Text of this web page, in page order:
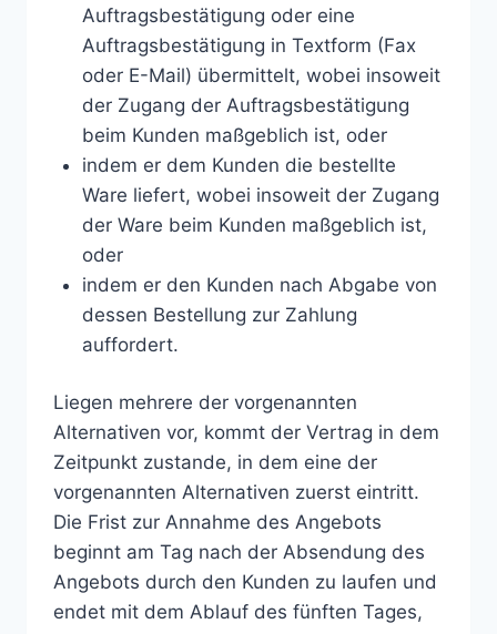
Auftragsbestätigung oder eine
Auftragsbestätigung in Textform (Fax
oder E-Mail) übermittelt, wobei insoweit
der Zugang der Auftragsbestätigung
beim Kunden maßgeblich ist, oder
indem er dem Kunden die bestellte
Ware liefert, wobei insoweit der Zugang
der Ware beim Kunden maßgeblich ist,
oder
indem er den Kunden nach Abgabe von
dessen Bestellung zur Zahlung
auffordert.
Liegen mehrere der vorgenannten
Alternativen vor, kommt der Vertrag in dem
Zeitpunkt zustande, in dem eine der
vorgenannten Alternativen zuerst eintritt.
Die Frist zur Annahme des Angebots
beginnt am Tag nach der Absendung des
Angebots durch den Kunden zu laufen und
endet mit dem Ablauf des fünften Tages,